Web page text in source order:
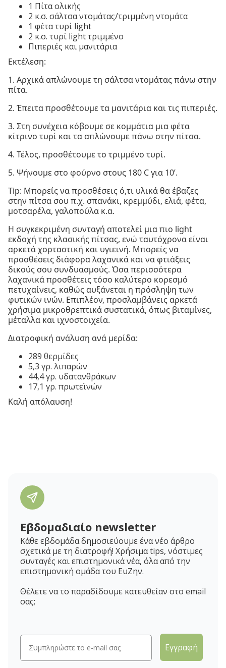
1 Πίτα ολικής
2 κ.σ. σάλτσα ντομάτας/τριμμένη ντομάτα
1 φέτα τυρί light
2 κ.σ. τυρί light τριμμένο
Πιπεριές και μανιτάρια
Εκτέλεση:
1. Αρχικά απλώνουμε τη σάλτσα ντομάτας πάνω στην
πίτα.
2. Έπειτα προσθέτουμε τα μανιτάρια και τις πιπεριές.
3. Στη συνέχεια κόβουμε σε κομμάτια μια φέτα
κίτρινο τυρί και τα απλώνουμε πάνω στην πίτσα.
4. Τέλος, προσθέτουμε το τριμμένο τυρί.
5. Ψήνουμε στο φούρνο στους 180 C για 10’.
Tip: Μπορείς να προσθέσεις ό,τι υλικά θα έβαζες
στην πίτσα σου π.χ. σπανάκι, κρεμμύδι, ελιά, φέτα,
μοτσαρέλα, γαλοπούλα κ.α.
Η συγκεκριμένη συνταγή αποτελεί μια πιο light
εκδοχή της κλασικής πίτσας, ενώ ταυτόχρονα είναι
αρκετά χορταστική και υγιεινή. Μπορείς να
προσθέσεις διάφορα λαχανικά και να φτιάξεις
δικούς σου συνδυασμούς. Όσα περισσότερα
λαχανικά προσθέτεις τόσο καλύτερο κορεσμό
πετυχαίνεις, καθώς αυξάνεται η πρόσληψη των
φυτικών ινών. Επιπλέον, προσλαμβάνεις αρκετά
χρήσιμα μικροθρεπτικά συστατικά, όπως βιταμίνες,
μέταλλα και ιχνοστοιχεία.
Διατροφική ανάλυση ανά μερίδα:
289 θερμίδες
5,3 γρ. λιπαρών
44,4 γρ. υδατανθράκων
17,1 γρ. πρωτεϊνών
Καλή απόλαυση!
Εβδομαδιαίο newsletter
Κάθε εβδομάδα δημοσιεύουμε ένα νέο άρθρο
σχετικά με τη διατροφή! Χρήσιμα tips, νόστιμες
συνταγές και επιστημονικά νέα, όλα από την
επιστημονική ομάδα του ΕυΖην.
Θέλετε να το παραδίδουμε κατευθείαν στο email
σας;
Εγγραφή